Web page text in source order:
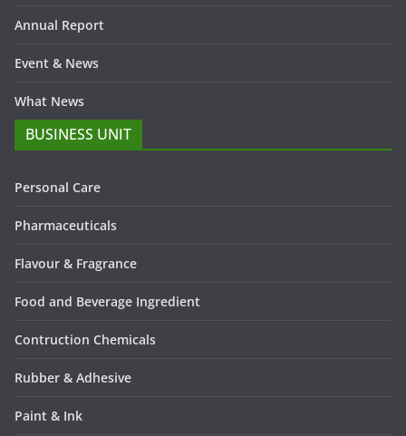
Annual Report
Event & News
What News
BUSINESS UNIT
Personal Care
Pharmaceuticals
Flavour & Fragrance
Food and Beverage Ingredient
Contruction Chemicals
Rubber & Adhesive
Paint & Ink